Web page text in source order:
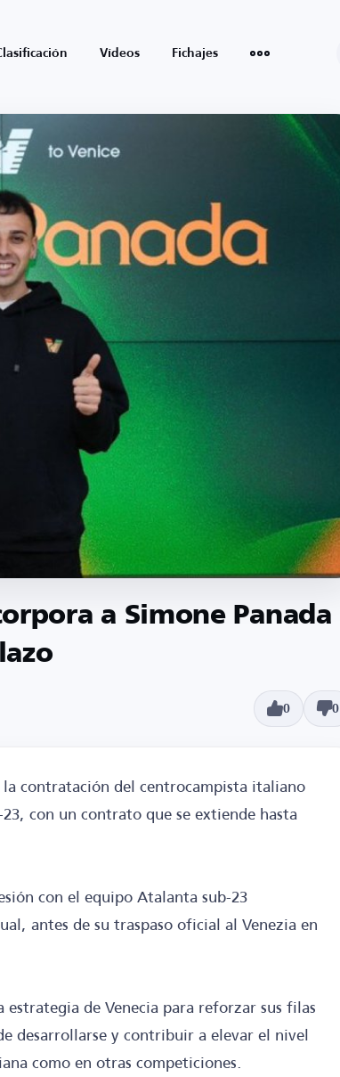
Vídeos Fichajes
a Simone Panada
0 0
contratación del centrocampista italiano
con un contrato que se extiende hasta
con el equipo Atalanta sub-23
antes de su traspaso oficial al Venezia en
de Venecia para reforzar sus filas
desarrollarse y contribuir a elevar el nivel
como en otras competiciones.